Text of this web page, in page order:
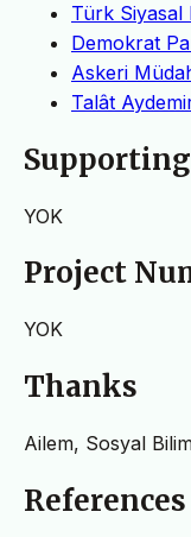
Türk Siyasal
Demokrat
Askeri
Talât
YOK
Project
YOK
Thanks
Ailem, Sosyal
References